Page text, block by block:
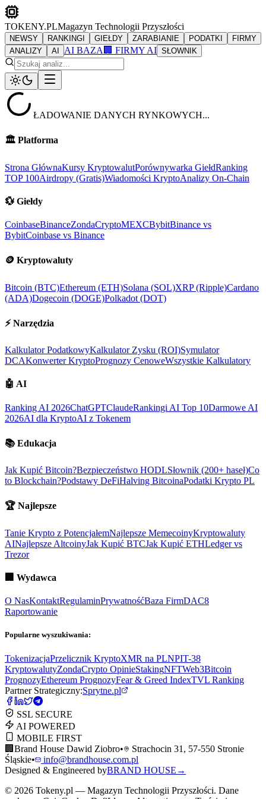
TOKENY.PLMagazyn Technologii Przyszłości
NEWSY RANKINGI GIEŁDY ZARABIANIE PODATKI
FIRMY
ANALIZY
AI AI BAZA 🏢 FIRMY AI SŁOWNIK
ŁADOWANIE DANYCH RYNKOWYCH...
🏛️ Platforma
Strona GłównaKursy KryptowalutPorównywarka GiełdRanking
TOP 100Airdropy (Gratis)Wiadomości KryptoAnalizy On-Chain
💱 Giełdy
CoinbaseBinanceZondaCryptoMEXCBybitBinance vs
BybitCoinbase vs Binance
🪙 Kryptowaluty
Bitcoin (BTC)Ethereum (ETH)Solana (SOL)XRP (Ripple)Cardano
(ADA)Dogecoin (DOGE)Polkadot (DOT)
⚡ Narzędzia
Kalkulator PodatkowyKalkulator Zysku (ROI)Symulator
DCAKonwerter KryptoPrognozy CenoweWszystkie Kalkulatory
🤖 AI
Ranking AI 2026ChatGPTClaudeRankingi AI Top 10Darmowe AI
2026AI dla KryptoAI z Tokenem
📚 Edukacja
Jak Kupić Bitcoin?Bezpieczeństwo HODLSłownik (200+ haseł)Co
to Blockchain?Podstawy DeFiHalving BitcoinaPodatki Krypto PL
🏆 Najlepsze
Tanie Krypto z PotencjałemNajlepsze MemecoinyKryptowaluty
AINajlepsze AltcoinyJak Kupić BTCJak Kupić ETHLedger vs
Trezor
🏢 Wydawca
O NasKontaktRegulaminPrywatnośćBaza FirmDAC8
Raportowanie
Popularne wyszukiwania:
TokenizacjaPrzelicznik KryptoXMR na PLNPIT-38
KryptowalutyZondaCrypto OpinieStakingNFTWeb3Bitcoin
PrognozyEthereum PrognozyFear & Greed IndexTVL Ranking
Partner Strategiczny:Sprytne.pl
SSL SECURE
AI POWERED
MOBILE FIRST
🏢 Brand House Dawid Ziobro•
Strachocin 31, 57-550 Stronie
Śląskie•
info@brandhouse.com.pl
Designed & Engineered byBRAND HOUSE →
© 2026 Tokeny.pl — Magazyn Technologii Przyszłości. Dane